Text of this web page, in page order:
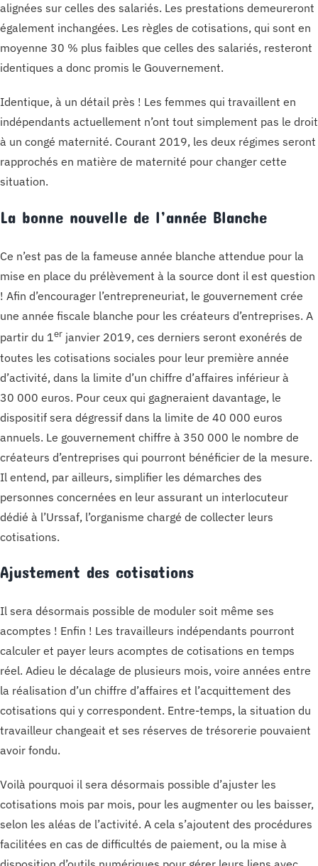
alignées sur celles des salariés. Les prestations demeureront
également inchangées. Les règles de cotisations, qui sont en
moyenne 30 % plus faibles que celles des salariés, resteront
identiques a donc promis le Gouvernement.
Identique, à un détail près ! Les femmes qui travaillent en
indépendants actuellement n’ont tout simplement pas le droit
à un congé maternité. Courant 2019, les deux régimes seront
rapprochés en matière de maternité pour changer cette
situation.
La bonne nouvelle de l’année Blanche
Ce n’est pas de la fameuse année blanche attendue pour la
mise en place du prélèvement à la source dont il est question
! Afin d’encourager l’entrepreneuriat, le gouvernement crée
une année fiscale blanche pour les créateurs d’entreprises. A
partir du 1erjanvier 2019, ces derniers seront exonérés de
toutes les cotisations sociales pour leur première année
d’activité, dans la limite d’un chiffre d’affaires inférieur à
30 000 euros. Pour ceux qui gagneraient davantage, le
dispositif sera dégressif dans la limite de 40 000 euros
annuels. Le gouvernement chiffre à 350 000 le nombre de
créateurs d’entreprises qui pourront bénéficier de la mesure.
Il entend, par ailleurs, simplifier les démarches des
personnes concernées en leur assurant un interlocuteur
dédié à l’Urssaf, l’organisme chargé de collecter leurs
cotisations.
Ajustement des cotisations
Il sera désormais possible de moduler soit même ses
acomptes ! Enfin ! Les travailleurs indépendants pourront
calculer et payer leurs acomptes de cotisations en temps
réel. Adieu le décalage de plusieurs mois, voire années entre
la réalisation d’un chiffre d’affaires et l’acquittement des
cotisations qui y correspondent. Entre-temps, la situation du
travailleur changeait et ses réserves de trésorerie pouvaient
avoir fondu.
Voilà pourquoi il sera désormais possible d’ajuster les
cotisations mois par mois, pour les augmenter ou les baisser,
selon les aléas de l’activité. A cela s’ajoutent des procédures
facilitées en cas de difficultés de paiement, ou la mise à